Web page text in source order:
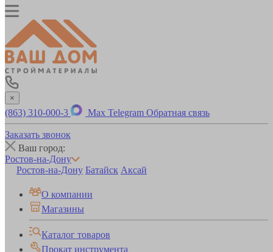
×
(863) 310-000-3 Max Telegram Обратная связь
Заказать звонок
Ваш город:
Ростов-на-Дону
Ростов-на-Дону Батайск Аксай
О компании
Магазины
Каталог товаров
Прокат инструмента